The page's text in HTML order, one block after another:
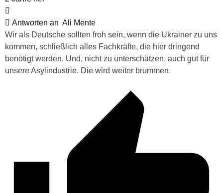
Antworten an Ali Mente
Wir als Deutsche sollten froh sein, wenn die Ukrainer zu uns
kommen, schließlich alles Fachkräfte, die hier dringend
benötigt werden. Und, nicht zu unterschätzen, auch gut für
unsere Asylindustrie. Die wird weiter brummen.